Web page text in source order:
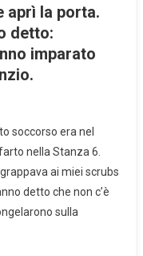
aprì la porta.
detto:
imparato
soccorso era nel
nella Stanza 6.
ai miei scrubs
detto che non c’è
sulla